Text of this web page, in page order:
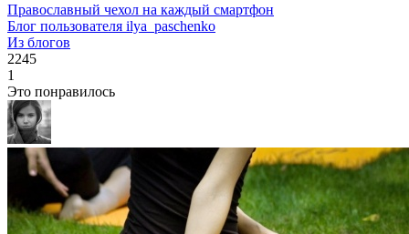
Православный чехол на каждый смартфон
Блог пользователя ilya_paschenko
Из блогов
2245
1
Это понравилось